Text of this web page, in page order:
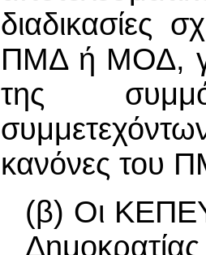
διαδικασίες
ΠΜΔ ή ΜΟΔ,
της
κανόνες του
(β) Οι ΚΕΠΕΥ